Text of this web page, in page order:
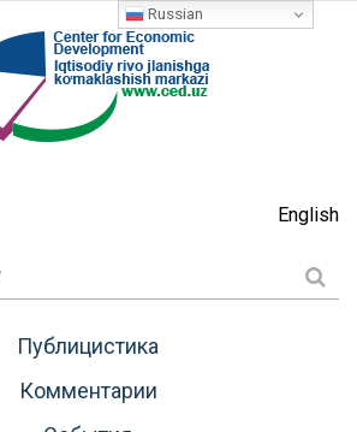
English
Публицистика
Комментарии
Russian